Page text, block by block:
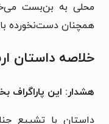
محلی به بن‌بست
همچنان دست‌نخورده
خلاصه داستان
هشدار: این پاراگراف
داستان با تشییع